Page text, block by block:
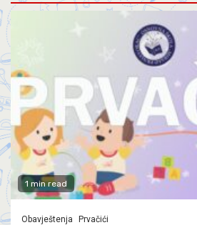
1 min read
Obavještenja Prvačići